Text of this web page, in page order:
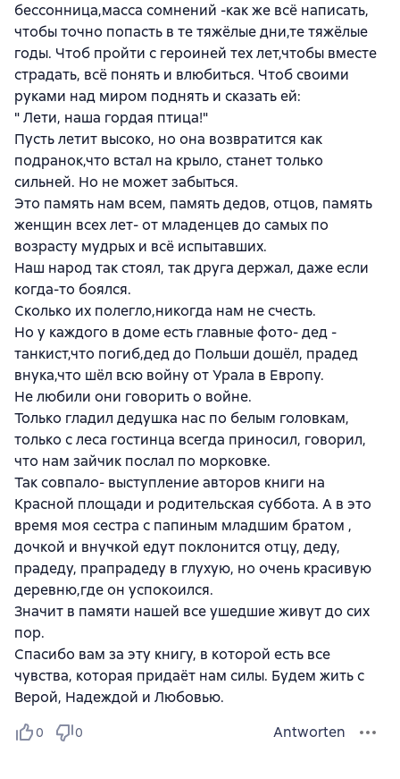
бессонница,масса сомнений -как же всё написать,
чтобы точно попасть в те тяжёлые дни,те тяжёлые
годы. Чтоб пройти с героиней тех лет,чтобы вместе
страдать, всё понять и влюбиться. Чтоб своими
руками над миром поднять и сказать ей:
" Лети, наша гордая птица!"
Пусть летит высоко, но она возвратится как
подранок,что встал на крыло, станет только
сильней. Но не может забыться.
Это память нам всем, память дедов, отцов, память
женщин всех лет- от младенцев до самых по
возрасту мудрых и всё испытавших.
Наш народ так стоял, так друга держал, даже если
когда-то боялся.
Сколько их полегло,никогда нам не счесть.
Но у каждого в доме есть главные фото- дед -
танкист,что погиб,дед до Польши дошёл, прадед
внука,что шёл всю войну от Урала в Европу.
Не любили они говорить о войне.
Только гладил дедушка нас по белым головкам,
только с леса гостинца всегда приносил, говорил,
что нам зайчик послал по морковке.
Так совпало- выступление авторов книги на
Красной площади и родительская суббота. А в это
время моя сестра с папиным младшим братом ,
дочкой и внучкой едут поклонится отцу, деду,
прадеду, прапрадеду в глухую, но очень красивую
деревню,где он успокоился.
Значит в памяти нашей все ушедшие живут до сих
пор.
Спасибо вам за эту книгу, в которой есть все
чувства, которая придаёт нам силы. Будем жить с
Верой, Надеждой и Любовью.
0 0 Antworten